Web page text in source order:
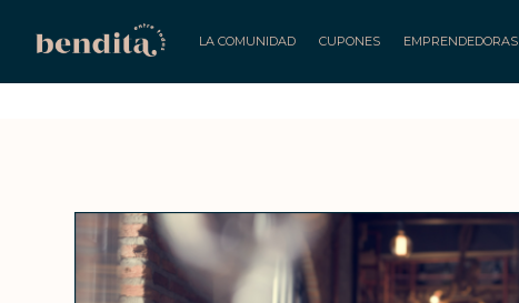
LA COMUNIDAD CUPONES EMPRENDEDORAS